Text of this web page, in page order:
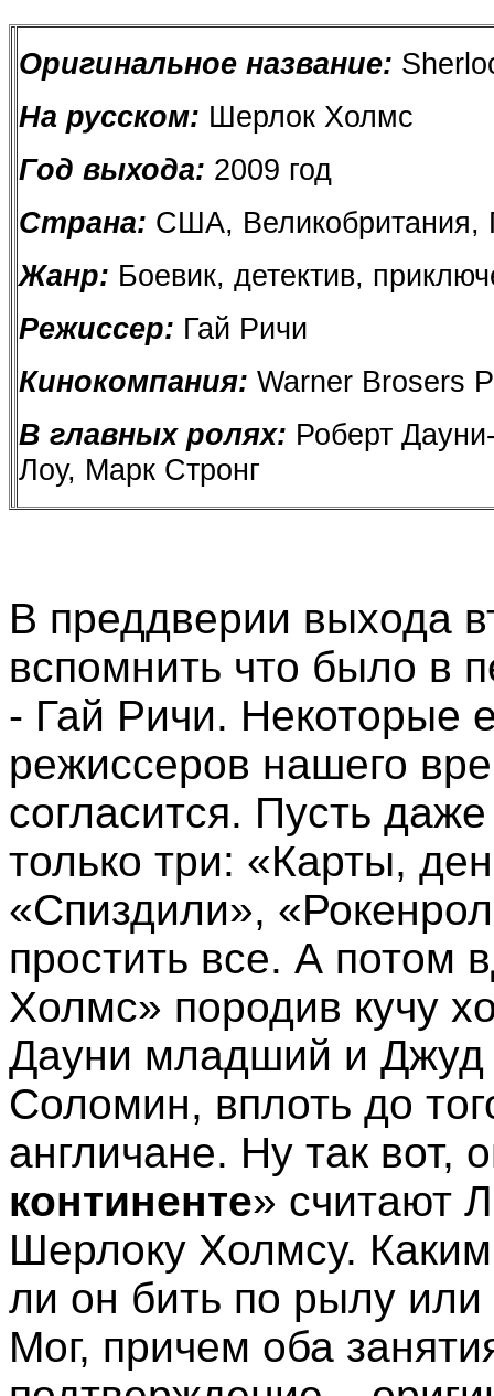
Оригинальное название:
На русском: Шерлок Холмс
Год выхода: 2009 год
Страна: США, Великобритания,
Жанр: Боевик, детектив,
Режиссер: Гай Ричи
Кинокомпания: Warner Brosers
В главных ролях: Роберт
Лоу, Марк Стронг
В преддверии выхода
вспомнить что было в
- Гай Ричи. Некоторые
режиссеров нашего
согласится. Пусть
только три: «Карты,
«Спиздили»,
простить все. А потом
Холмс» породив кучу
Дауни младший и Джуд
Соломин, вплоть до
англичане. Ну так вот,
континенте» считают
Шерлоку Холмсу.
ли он бить по рылу или
Мог, причем оба